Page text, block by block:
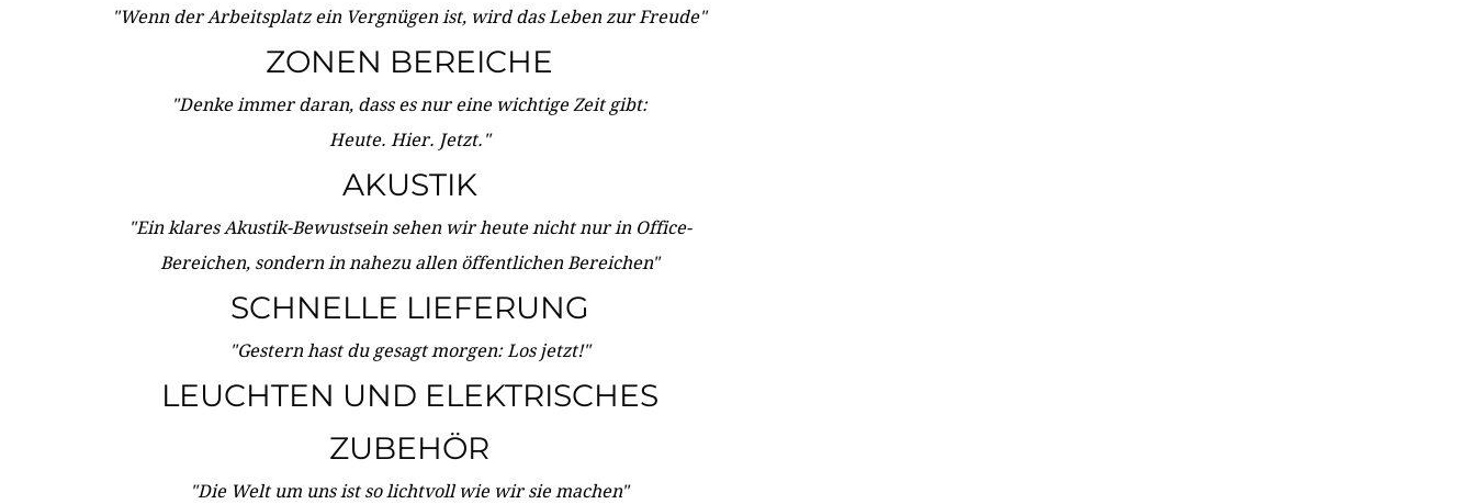
"Wenn der Arbeitsplatz ein Vergnügen ist, wird das Leben zur Freude"
ZONEN BEREICHE
"Denke immer daran, dass es nur eine wichtige Zeit gibt:
Heute. Hier. Jetzt."
AKUSTIK
"Ein klares Akustik-Bewustsein sehen wir heute nicht nur in Office-
Bereichen, sondern in nahezu allen öffentlichen Bereichen"
SCHNELLE LIEFERUNG
"Gestern hast du gesagt morgen: Los jetzt!"
LEUCHTEN UND ELEKTRISCHES
ZUBEHÖR
"Die Welt um uns ist so lichtvoll wie wir sie machen"